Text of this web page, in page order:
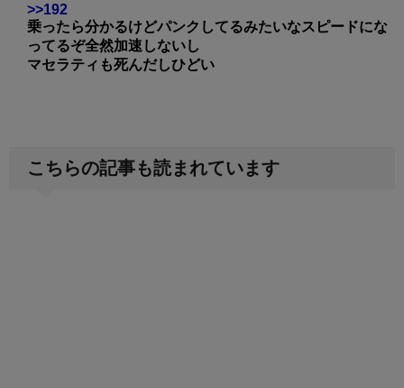
>>192
乗ったら分かるけどパンクしてるみたいなスピードにな
ってるぞ全然加速しないし
マセラティも死んだしひどい
こちらの記事も読まれています